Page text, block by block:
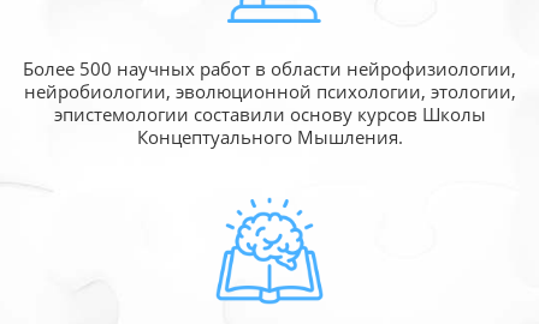
Более 500 научных работ в области нейрофизиологии,
нейробиологии, эволюционной психологии, этологии,
эпистемологии составили основу курсов Школы
Концептуального Мышления.